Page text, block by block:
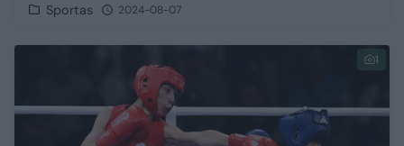
Sportas 2024-08-07
1